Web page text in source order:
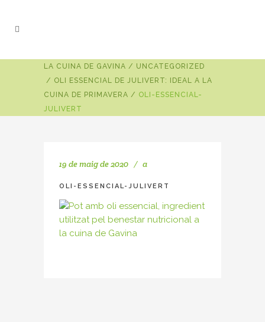
LA CUINA DE GAVINA / UNCATEGORIZED
/ OLI ESSENCIAL DE JULIVERT: IDEAL A LA
CUINA DE PRIMAVERA / OLI-ESSENCIAL-
JULIVERT
19 de maig de 2020 a
OLI-ESSENCIAL-JULIVERT